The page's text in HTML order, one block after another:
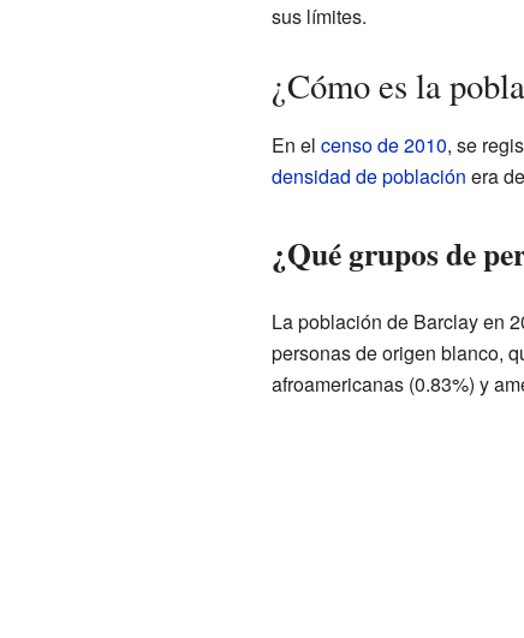
sus límites.
¿Cómo es la
En el censo de 2010, se
densidad de población era
¿Qué grupos de
La población de Barclay en
personas de origen blanco,
afroamericanas (0.83%) y